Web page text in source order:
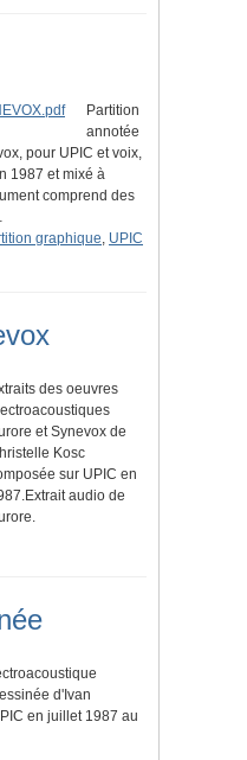
Partition
annotée
pour UPIC et voix,
1987 et mixé à
comprend des
graphique, UPIC
des oeuvres
et Synevox de
Kosc
sur UPIC en
audio de
d'Ivan
en juillet 1987 au